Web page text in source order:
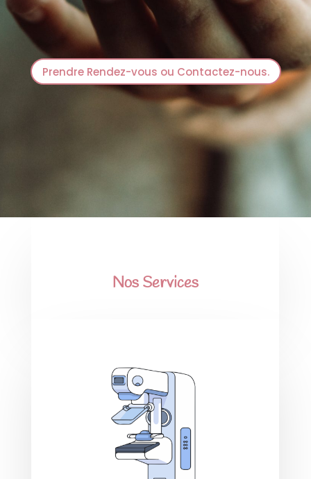
Prendre Rendez-vous ou Contactez-nous.
Nos Services